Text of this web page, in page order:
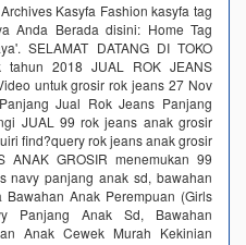
Kasyfa Fashion kasyfa tag
Anda Berada disini: Home Tag
SELAMAT DATANG DI TOKO
tahun 2018 JUAL ROK JEANS
untuk grosir rok jeans 27 Nov
Jual Rok Jeans Panjang
JUAL 99 rok jeans anak grosir
find?query rok jeans anak grosir
ANAK GROSIR menemukan 99
navy panjang anak sd, bawahan
Anak Perempuan (Girls
Panjang Anak Sd, Bawahan
Anak Cewek Murah Kekinian